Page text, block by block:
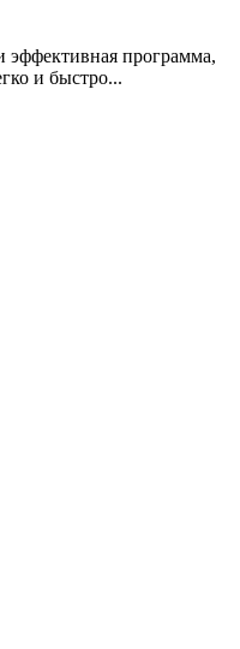
эффективная программа,
и быстро...